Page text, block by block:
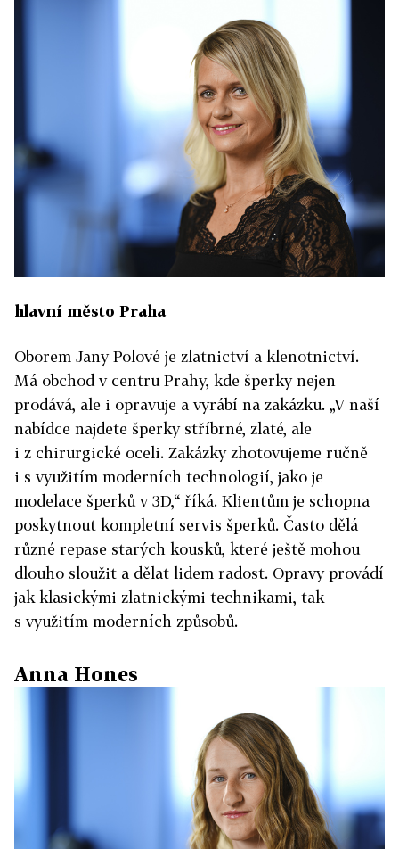
hlavní město Praha
Oborem Jany Polové je zlatnictví a klenotnictví.
Má obchod v centru Prahy, kde šperky nejen
prodává, ale i opravuje a vyrábí na zakázku. „V naší
nabídce najdete šperky stříbrné, zlaté, ale
i z chirurgické oceli. Zakázky zhotovujeme ručně
i s využitím moderních technologií, jako je
modelace šperků v 3D,“ říká. Klientům je schopna
poskytnout kompletní servis šperků. Často dělá
různé repase starých kousků, které ještě mohou
dlouho sloužit a dělat lidem radost. Opravy provádí
jak klasickými zlatnickými technikami, tak
s využitím moderních způsobů.
Anna Hones